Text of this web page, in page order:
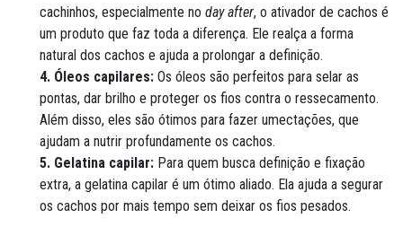
cachinhos, especialmente no day after, o ativador de cachos é
um produto que faz toda a diferença. Ele realça a forma
natural dos cachos e ajuda a prolongar a definição.
4. Óleos capilares: Os óleos são perfeitos para selar as
pontas, dar brilho e proteger os fios contra o ressecamento.
Além disso, eles são ótimos para fazer umectações, que
ajudam a nutrir profundamente os cachos.
5. Gelatina capilar: Para quem busca definição e fixação
extra, a gelatina capilar é um ótimo aliado. Ela ajuda a segurar
os cachos por mais tempo sem deixar os fios pesados.